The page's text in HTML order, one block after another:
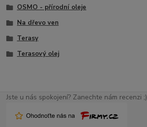
OSMO - přírodní oleje
Na dřevo ven
Terasy
Terasový olej
Jste u nás spokojení? Zanechte nám recenzi ;)